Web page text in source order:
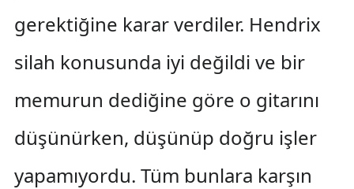
gerektiğine karar verdiler. Hendrix
silah konusunda iyi değildi ve bir
memurun dediğine göre o gitarını
düşünürken, düşünüp doğru işler
yapamıyordu. Tüm bunlara karşın